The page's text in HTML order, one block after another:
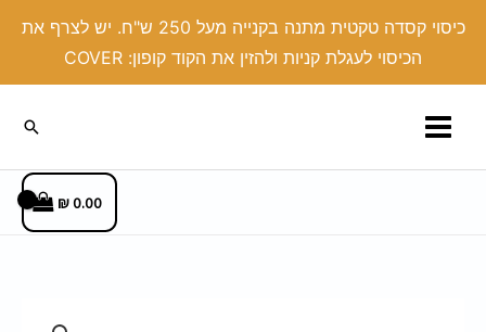
כיסוי קסדה טקטית מתנה בקנייה מעל 250 ש"ח. יש לצרף את
הכיסוי לעגלת קניות ולהזין את הקוד קופון: COVER
חיפוש
0.00
₪